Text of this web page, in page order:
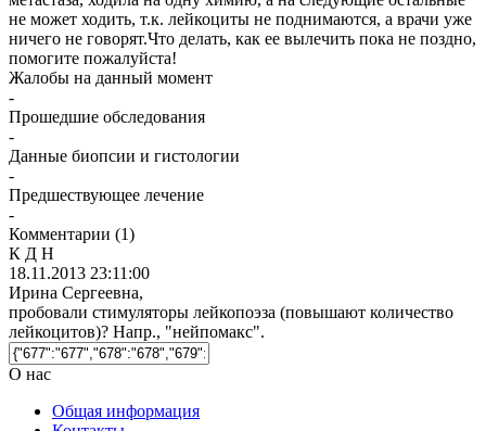
не может ходить, т.к. лейкоциты не поднимаются, а врачи уже
ничего не говорят.Что делать, как ее вылечить пока не поздно,
помогите пожалуйста!
Жалобы на данный момент
-
Прошедшие обследования
-
Данные биопсии и гистологии
-
Предшествующее лечение
-
Комментарии (1)
К Д Н
18.11.2013 23:11:00
Ирина Сергеевна,
пробовали стимуляторы лейкопоэза (повышают количество
лейкоцитов)? Напр., "нейпомакс".
О нас
Общая информация